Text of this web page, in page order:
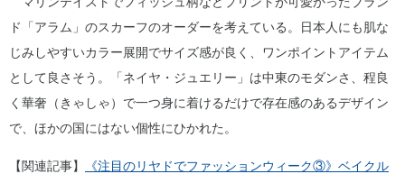
ド「アラム」のスカーフのオーダーを考えている。日本人にも肌な
じみしやすいカラー展開でサイズ感が良く、ワンポイントアイテム
として良さそう。「ネイヤ・ジュエリー」は中東のモダンさ、程良
く華奢（きゃしゃ）で一つ身に着けるだけで存在感のあるデザイン
で、ほかの国にはない個性にひかれた。
【関連記事】
《注目のリヤドでファッションウィーク③》ベイクル